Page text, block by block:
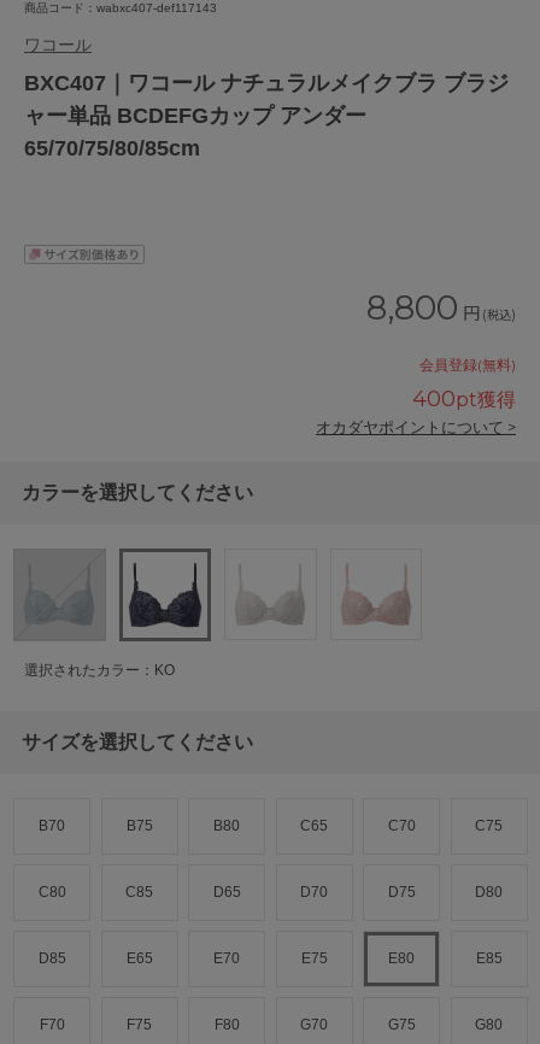
商品コード：wabxc407-def117143
ワコール
BXC407｜ワコール ナチュラルメイクブラ ブラジ
ャー単品 BCDEFGカップ アンダー
65/70/75/80/85cm
8,800 円 (税込)
会員登録(無料)
400pt獲得
オカダヤポイントについて >
カラーを選択してください
選択されたカラー：KO
サイズを選択してください
B70 B75 B80 C65 C70 C75
C80 C85 D65 D70 D75 D80
D85 E65 E70 E75 E80 E85
F70 F75 F80 G70 G75 G80